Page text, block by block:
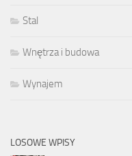
Stal
Wnętrza i budowa
Wynajem
LOSOWE WPISY